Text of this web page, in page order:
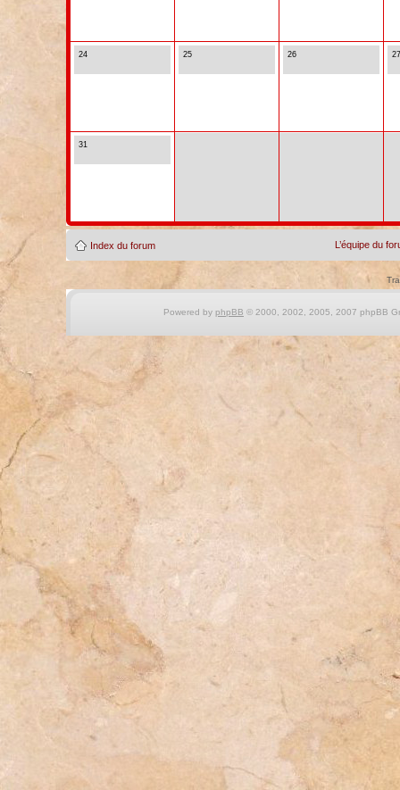
24 25 26 27
31
Index du forum L’équipe du
Powered by phpBB © 2000, 2002, 2005, 2007 phpBB